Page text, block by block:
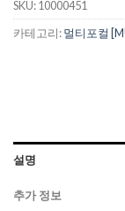
SKU:10000451
카테고리:멀티포컬
설명
추가 정보